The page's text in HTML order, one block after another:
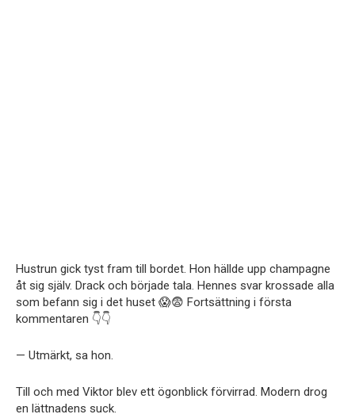
Hustrun gick tyst fram till bordet. Hon hällde upp champagne
åt sig själv. Drack och började tala. Hennes svar krossade alla
som befann sig i det huset 😱😨 Fortsättning i första
kommentaren 👇👇
— Utmärkt, sa hon.
Till och med Viktor blev ett ögonblick förvirrad. Modern drog
en lättnadens suck.